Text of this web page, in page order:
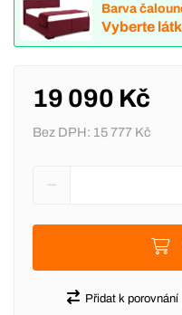
Barva
Vyberte
19 090 Kč
Bez DPH: 15 777 Kč
Přidat k porovnání